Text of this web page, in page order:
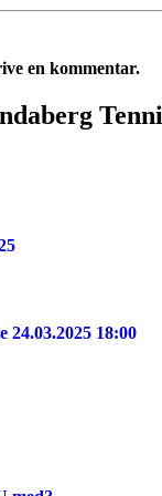
en kommentar.
24.03.2025 18:00